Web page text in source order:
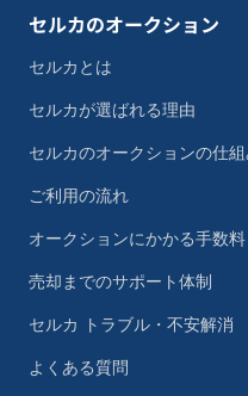
セルカのオークション
セルカとは
セルカが選ばれる理由
セルカのオークションの仕組
ご利用の流れ
オークションにかかる手数料
売却までのサポート体制
セルカ トラブル・不安解消
よくある質問